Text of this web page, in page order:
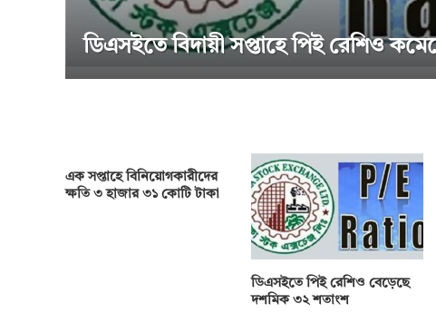
এক সপ্তাহে বিনিয়োগকারীদের
ক্ষতি ৩ হাজার ৩১ কোটি টাকা
ডিএসইতে পিই রেশিও বেড়েছে
দশমিক ৩২ শতাংশ